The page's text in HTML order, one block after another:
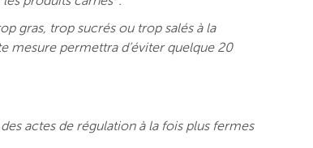
gras, trop sucrés ou trop salés à la
mesure permettra d’éviter quelque 20
actes de régulation à la fois plus fermes